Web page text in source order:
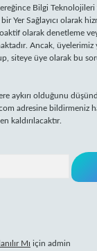
Bilgi
Yer Sağlayıcı olarak
olarak denetleme
Ancak, üyelerimiz
siteye üye olarak bu
aykırı olduğunu
adresine bildirmeniz
kaldırılacaktır.
Mı için admin